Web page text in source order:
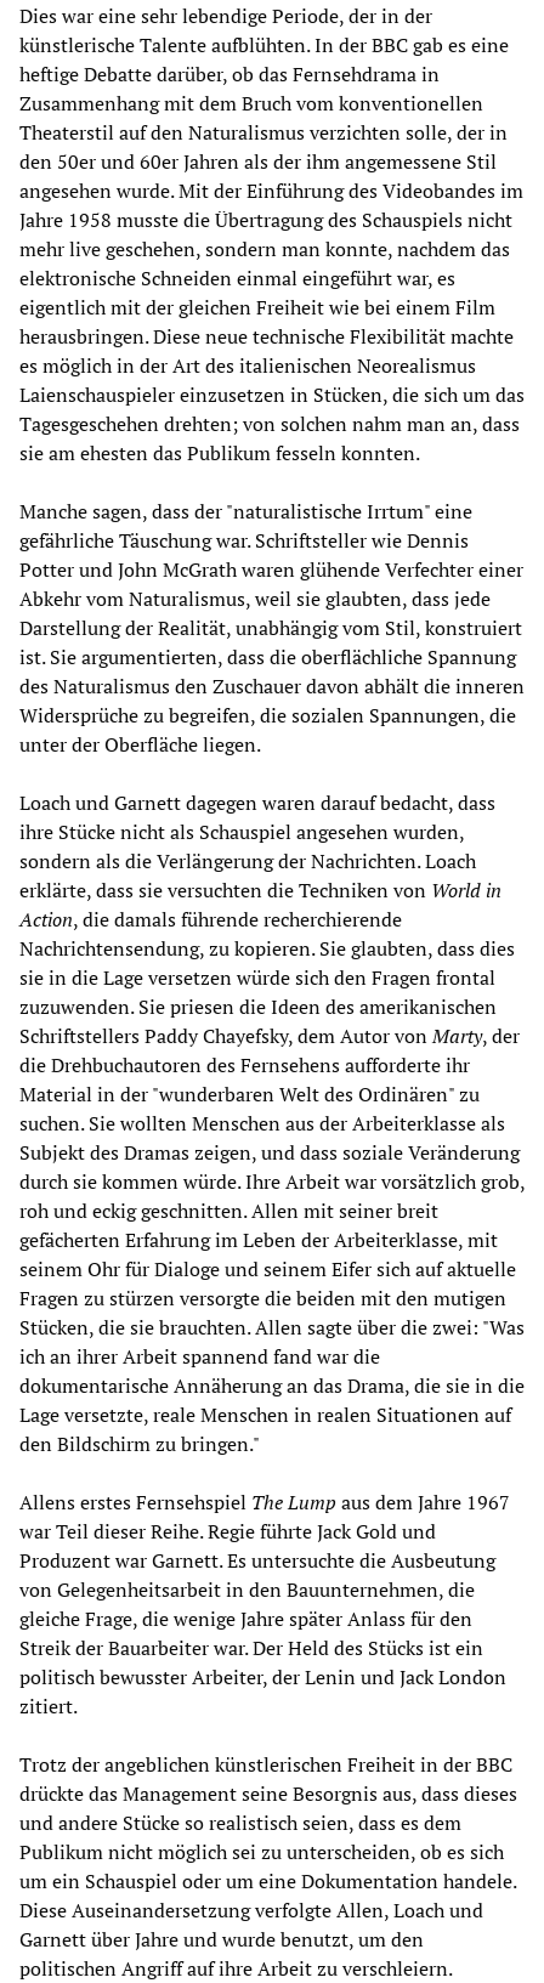
Dies war eine sehr lebendige Periode, der in der
künstlerische Talente aufblühten. In der BBC gab es eine
heftige Debatte darüber, ob das Fernsehdrama in
Zusammenhang mit dem Bruch vom konventionellen
Theaterstil auf den Naturalismus verzichten solle, der in
den 50er und 60er Jahren als der ihm angemessene Stil
angesehen wurde. Mit der Einführung des Videobandes im
Jahre 1958 musste die Übertragung des Schauspiels nicht
mehr live geschehen, sondern man konnte, nachdem das
elektronische Schneiden einmal eingeführt war, es
eigentlich mit der gleichen Freiheit wie bei einem Film
herausbringen. Diese neue technische Flexibilität machte
es möglich in der Art des italienischen Neorealismus
Laienschauspieler einzusetzen in Stücken, die sich um das
Tagesgeschehen drehten; von solchen nahm man an, dass
sie am ehesten das Publikum fesseln konnten.
Manche sagen, dass der "naturalistische Irrtum" eine
gefährliche Täuschung war. Schriftsteller wie Dennis
Potter und John McGrath waren glühende Verfechter einer
Abkehr vom Naturalismus, weil sie glaubten, dass jede
Darstellung der Realität, unabhängig vom Stil, konstruiert
ist. Sie argumentierten, dass die oberflächliche Spannung
des Naturalismus den Zuschauer davon abhält die inneren
Widersprüche zu begreifen, die sozialen Spannungen, die
unter der Oberfläche liegen.
Loach und Garnett dagegen waren darauf bedacht, dass
ihre Stücke nicht als Schauspiel angesehen wurden,
sondern als die Verlängerung der Nachrichten. Loach
erklärte, dass sie versuchten die Techniken von World in
Action, die damals führende recherchierende
Nachrichtensendung, zu kopieren. Sie glaubten, dass dies
sie in die Lage versetzen würde sich den Fragen frontal
zuzuwenden. Sie priesen die Ideen des amerikanischen
Schriftstellers Paddy Chayefsky, dem Autor vonMarty, der
die Drehbuchautoren des Fernsehens aufforderte ihr
Material in der "wunderbaren Welt des Ordinären" zu
suchen. Sie wollten Menschen aus der Arbeiterklasse als
Subjekt des Dramas zeigen, und dass soziale Veränderung
durch sie kommen würde. Ihre Arbeit war vorsätzlich grob,
roh und eckig geschnitten. Allen mit seiner breit
gefächerten Erfahrung im Leben der Arbeiterklasse, mit
seinem Ohr für Dialoge und seinem Eifer sich auf aktuelle
Fragen zu stürzen versorgte die beiden mit den mutigen
Stücken, die sie brauchten. Allen sagte über die zwei: "Was
ich an ihrer Arbeit spannend fand war die
dokumentarische Annäherung an das Drama, die sie in die
Lage versetzte, reale Menschen in realen Situationen auf
den Bildschirm zu bringen."
Allens erstes Fernsehspiel The Lump aus dem Jahre 1967
war Teil dieser Reihe. Regie führte Jack Gold und
Produzent war Garnett. Es untersuchte die Ausbeutung
von Gelegenheitsarbeit in den Bauunternehmen, die
gleiche Frage, die wenige Jahre später Anlass für den
Streik der Bauarbeiter war. Der Held des Stücks ist ein
politisch bewusster Arbeiter, der Lenin und Jack London
zitiert.
Trotz der angeblichen künstlerischen Freiheit in der BBC
drückte das Management seine Besorgnis aus, dass dieses
und andere Stücke so realistisch seien, dass es dem
Publikum nicht möglich sei zu unterscheiden, ob es sich
um ein Schauspiel oder um eine Dokumentation handele.
Diese Auseinandersetzung verfolgte Allen, Loach und
Garnett über Jahre und wurde benutzt, um den
politischen Angriff auf ihre Arbeit zu verschleiern.